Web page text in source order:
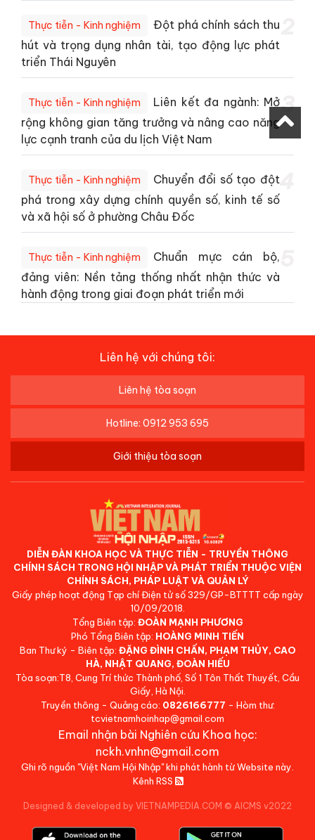
Thực tiễn - Kinh nghiệm
Đột phá chính sách thu
hút và trọng dụng nhân tài, tạo động lực phát
triển Thái Nguyên
Thực tiễn - Kinh nghiệm
Liên kết đa ngành: Mở
rộng không gian tăng trưởng và nâng cao năng
lực cạnh tranh của du lịch Việt Nam
3
Thực tiễn - Kinh nghiệm
Chuyển đổi số tạo đột
phá trong xây dựng chính quyền số, kinh tế số
và xã hội số ở phường Châu Đốc
4
Thực tiễn - Kinh nghiệm
Chuẩn mực cán bộ,
đảng viên: Nền tảng thống nhất nhận thức và
hành động trong giai đoạn phát triển mới
Liên hệ với chúng tôi:
Liên hệ tòa soạn
Hotline: 0912 953 695
Giới thiệu tòa soạn
DIỄN ĐÀN KHOA HỌC VÀ THỰC TIỄN - TRUYỀN THÔNG
CHÍNH SÁCH TRONG HỘI NHẬP VÀ PHÁT TRIỂN THUỘC VIỆN
CHÍNH SÁCH, PHÁP LUẬT VÀ QUẢN LÝ
Giấy phép hoạt động Tạp chí Điện tử số 329/GP-BTTTT cấp ngày
10/09/2018.
Tổng Biên tập: ĐOÀN MẠNH PHƯƠNG
Phó Tổng Biên tập: HOÀNG MINH TIẾN
Ban Thư ký - Biên tập: ĐẶNG ĐÌNH CHẤN, PHẠM THỦY, CAO
HÀ, NHẬT QUANG, ĐOÀN HIẾU
Tòa soạn:T8, Cung Trí thức Thành phố, Số 1 Tôn Thất Thuyết, Cầu
Giấy, Hà Nội.
Truyền thông - Quảng cáo: 0826166777 - Hòm thư:
tcvietnamhoinhap@gmail.com
Email nhận bài Nghiên cứu Khoa học:
nckh.vnhn@gmail.com
Ghi rõ nguồn "Việt Nam Hội Nhập" khi phát hành từ Website này.
Kênh RSS
Designed & developed by VIETNAMPEDIA.COM © AICMS v2022